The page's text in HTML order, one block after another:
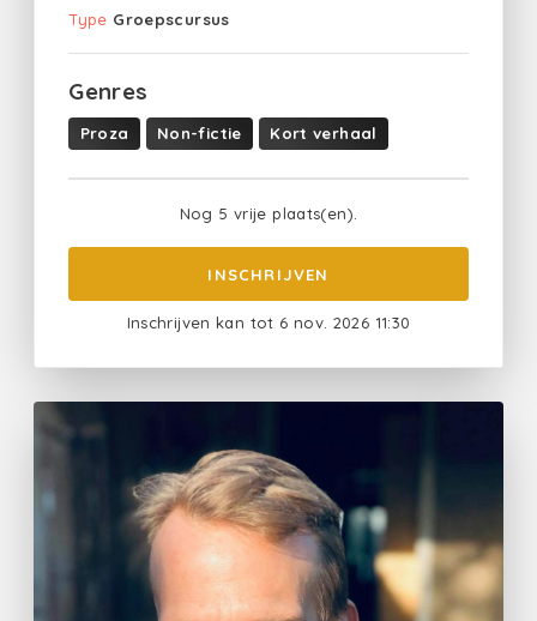
Type Groepscursus
Genres
Proza Non-fictie Kort verhaal
Nog 5 vrije plaats(en).
INSCHRIJVEN
Inschrijven kan tot 6 nov. 2026 11:30